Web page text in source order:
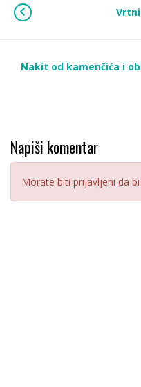
Nakit od kamenčića i
Napiši komentar
Morate biti prijavljeni da